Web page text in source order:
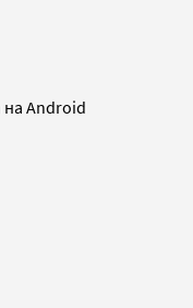
Android